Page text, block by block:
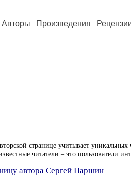
Авторы Произведения
странице учитывает
читатели – это пользователи
автора Сергей Паршин